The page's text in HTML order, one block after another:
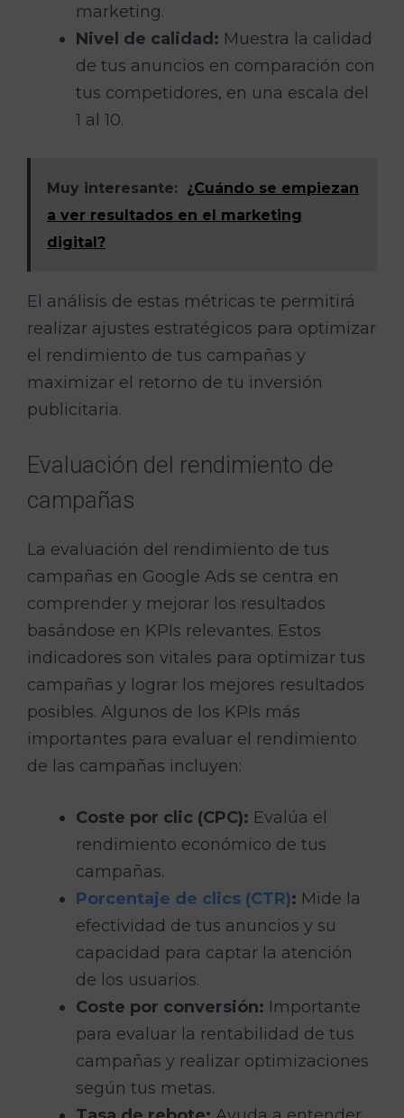
marketing.
Nivel de calidad: Muestra la calidad
de tus anuncios en comparación con
tus competidores, en una escala del
1 al 10.
Muy interesante: ¿Cuándo se empiezan
a ver resultados en el marketing
digital?
El análisis de estas métricas te permitirá
realizar ajustes estratégicos para optimizar
el rendimiento de tus campañas y
maximizar el retorno de tu inversión
publicitaria.
Evaluación del rendimiento de
campañas
La evaluación del rendimiento de tus
campañas en Google Ads se centra en
comprender y mejorar los resultados
basándose en KPIs relevantes. Estos
indicadores son vitales para optimizar tus
campañas y lograr los mejores resultados
posibles. Algunos de los KPIs más
importantes para evaluar el rendimiento
de las campañas incluyen:
Coste por clic (CPC): Evalúa el
rendimiento económico de tus
campañas.
Porcentaje de clics (CTR): Mide la
efectividad de tus anuncios y su
capacidad para captar la atención
de los usuarios.
Coste por conversión: Importante
para evaluar la rentabilidad de tus
campañas y realizar optimizaciones
según tus metas.